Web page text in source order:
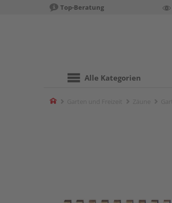
Top-Beratung
Alle Kategorien
Home